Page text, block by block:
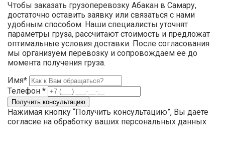
Чтобы заказать грузоперевозку Абакан в Самару,
достаточно оставить заявку или связаться с нами
удобным способом. Наши специалисты уточнят
параметры груза, рассчитают стоимость и предложат
оптимальные условия доставки. После согласования
мы организуем перевозку и сопровождаем ее до
момента получения груза.
Имя*
Телефон *
Нажимая кнопку “Получить консультацию”, Вы даете
согласие на обработку ваших персональных данных